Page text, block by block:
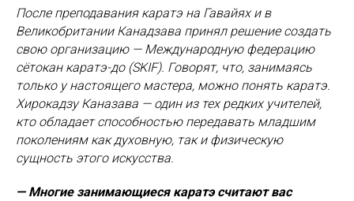
После преподавания каратэ на Гавайях и в
Великобритании Канадзава принял решение создать
свою организацию — Международную федерацию
сётокан каратэ-до (SKIF). Говорят, что, занимаясь
только у настоящего мастера, можно понять каратэ.
Хирокадзу Каназава — один из тех редких учителей,
кто обладает способностью передавать младшим
поколениям как духовную, так и физическую
сущность этого искусства.
— Многие занимающиеся каратэ считают вас